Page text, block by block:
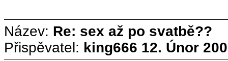
Název: Re: sex až po svatbě??
Přispěvatel: king666 12. Únor